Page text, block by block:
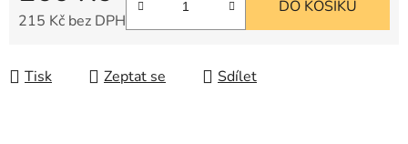
215 Kč bez DPH
DO KOŠÍKU
Tisk Zeptat se Sdílet